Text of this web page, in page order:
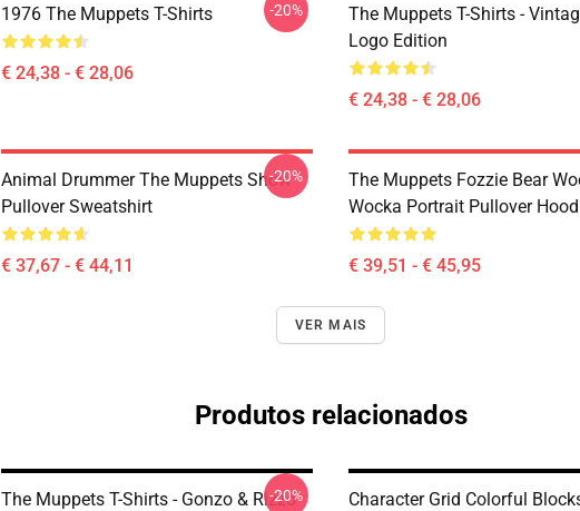
1976 The Muppets T-Shirts
€ 24,38 - € 28,06
-20%
The Muppets T-Shirts -
Logo Edition
€ 24,38 - € 28,06
Animal Drummer The Muppets Show
Pullover Sweatshirt
€ 37,67 - € 44,11
-20%
The Muppets Fozzie Bear
Wocka Portrait Pullover
€ 39,51 - € 45,95
VER MAIS
Produtos relacionados
The Muppets T-Shirts - Gonzo & Rizzo
-20%
Character Grid Colorful